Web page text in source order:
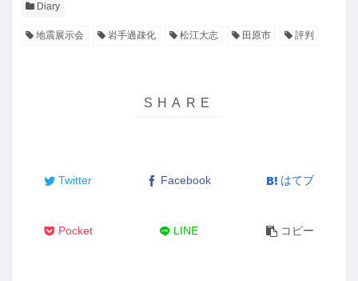
Diary
地震展示会 岩手過疎化 松江大志 田原市 評判
Twitter Facebook はてブ
Pocket LINE コピー